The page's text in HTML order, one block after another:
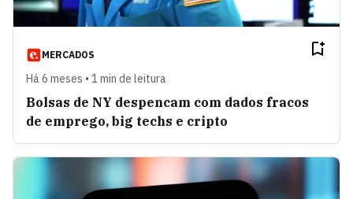
MERCADOS
Há 6 meses • 1 min de leitura
Bolsas de NY despencam com dados fracos
de emprego, big techs e cripto